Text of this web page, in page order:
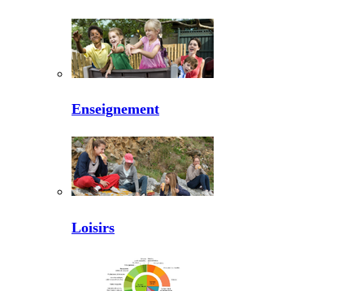
Enseignement
Loisirs